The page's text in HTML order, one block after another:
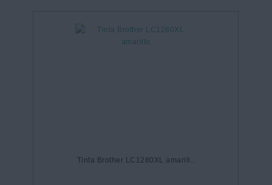
Tinta Brother LC1280XL amarill..